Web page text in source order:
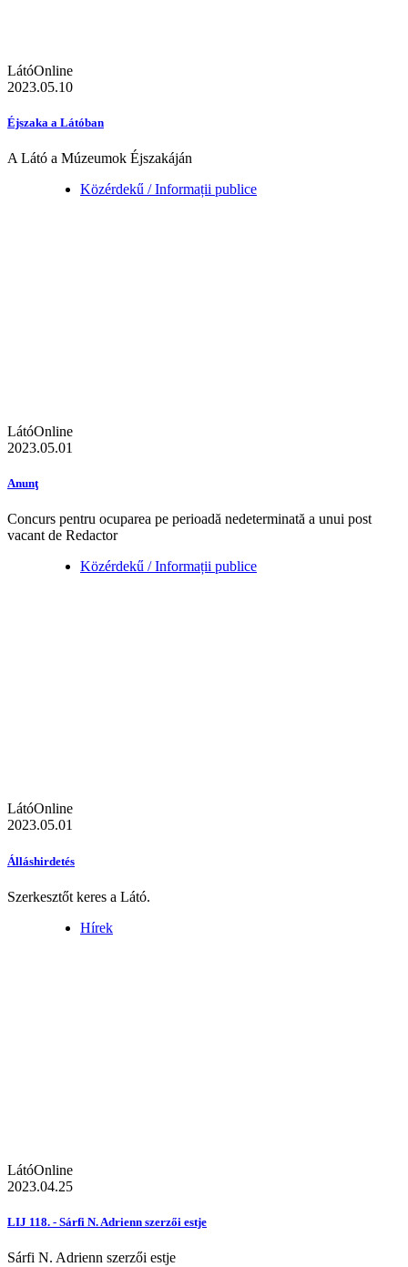
LátóOnline
2023.05.10
Éjszaka a Látóban
A Látó a Múzeumok Éjszakáján
Közérdekű / Informații publice
LátóOnline
2023.05.01
Anunţ
Concurs pentru ocuparea pe perioadă nedeterminată a unui post
vacant de Redactor
Közérdekű / Informații publice
LátóOnline
2023.05.01
Álláshirdetés
Szerkesztőt keres a Látó.
Hírek
LátóOnline
2023.04.25
LIJ 118. - Sárfi N. Adrienn szerzői estje
Sárfi N. Adrienn szerzői estje